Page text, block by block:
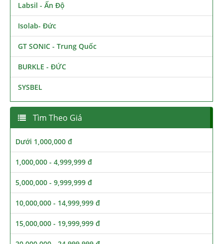
Labsil - Ấn Độ
Isolab- Đức
GT SONIC - Trung Quốc
BURKLE - ĐỨC
SYSBEL
Tìm Theo Giá
Dưới 1,000,000 đ
1,000,000 - 4,999,999 đ
5,000,000 - 9,999,999 đ
10,000,000 - 14,999,999 đ
15,000,000 - 19,999,999 đ